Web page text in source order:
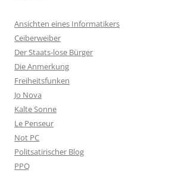
Ansichten eines Informatikers
Ceiberweiber
Der Staats-lose Bürger
Die Anmerkung
Freiheitsfunken
Jo Nova
Kalte Sonne
Le Penseur
Not PC
Politsatirischer Blog
PPQ